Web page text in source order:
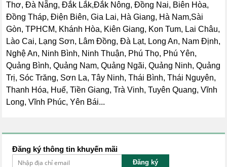
Thơ, Đà Nẵng, Đắk Lắk,Đắk Nông, Đồng Nai, Biên Hòa,
Đồng Tháp, Điện Biên, Gia Lai, Hà Giang, Hà Nam,Sài
Gòn, TPHCM, Khánh Hòa, Kiên Giang, Kon Tum, Lai Châu,
Lào Cai, Lạng Sơn, Lâm Đồng, Đà Lạt, Long An, Nam Định,
Nghệ An, Ninh Bình, Ninh Thuận, Phú Thọ, Phú Yên,
Quảng Bình, Quảng Nam, Quảng Ngãi, Quảng Ninh, Quảng
Trị, Sóc Trăng, Sơn La, Tây Ninh, Thái Bình, Thái Nguyên,
Thanh Hóa, Huế, Tiền Giang, Trà Vinh, Tuyên Quang, Vĩnh
Long, Vĩnh Phúc, Yên Bái...
Đăng ký thông tin khuyến mãi
Đăng ký